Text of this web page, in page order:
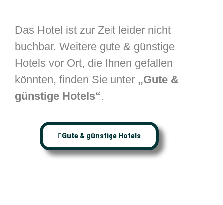
Das Hotel ist zur Zeit leider nicht
buchbar. Weitere gute & günstige
Hotels vor Ort, die Ihnen gefallen
könnten, finden Sie unter „Gute &
günstige Hotels“.
Gute & günstige Hotels